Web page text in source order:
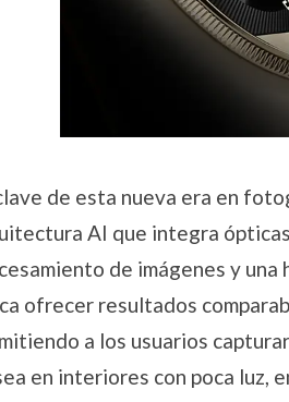
de esta nueva era en
AI que integra
de imágenes y
ofrecer resultados
a los usuarios
en interiores con poca luz,